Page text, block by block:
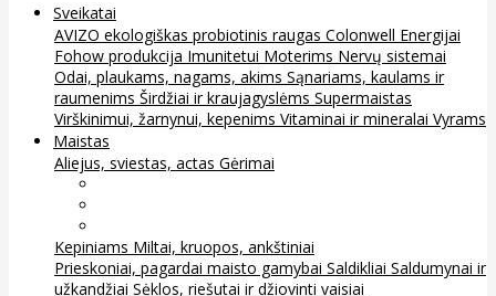
Sveikatai
AVIZO ekologiškas probiotinis raugas Colonwell Energijai
Fohow produkcija Imunitetui Moterims Nervų sistemai
Odai, plaukams, nagams, akims Sąnariams, kaulams ir
raumenims Širdžiai ir kraujagyslėms Supermaistas
Virškinimui, žarnynui, kepenims Vitaminai ir mineralai Vyrams
Maistas
Aliejus, sviestas, actas Gėrimai
Kepiniams Miltai, kruopos, ankštiniai
Prieskoniai, pagardai maisto gamybai Saldikliai Saldumynai ir
užkandžiai Sėklos, riešutai ir džiovinti vaisiai